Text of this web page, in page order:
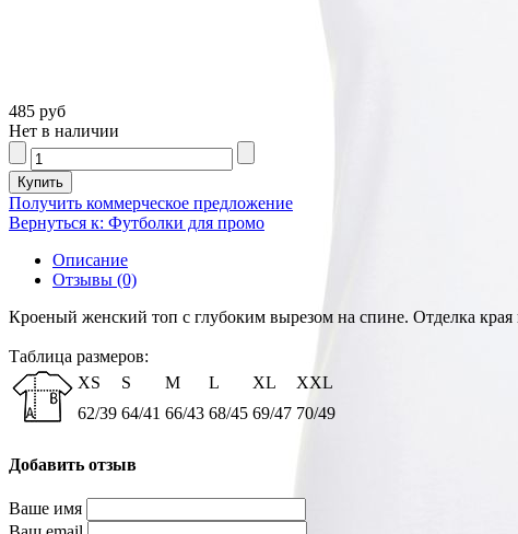
485 руб
Нет в наличии
Получить коммерческое предложение
Вернуться к: Футболки для промо
Описание
Отзывы (0)
Кроеный женский топ с глубоким вырезом на спине. Отделка края
Таблица размеров:
XS
S M L XL
XXL
62/39 64/41 66/43 68/45 69/47 70/49
Добавить отзыв
Ваше имя